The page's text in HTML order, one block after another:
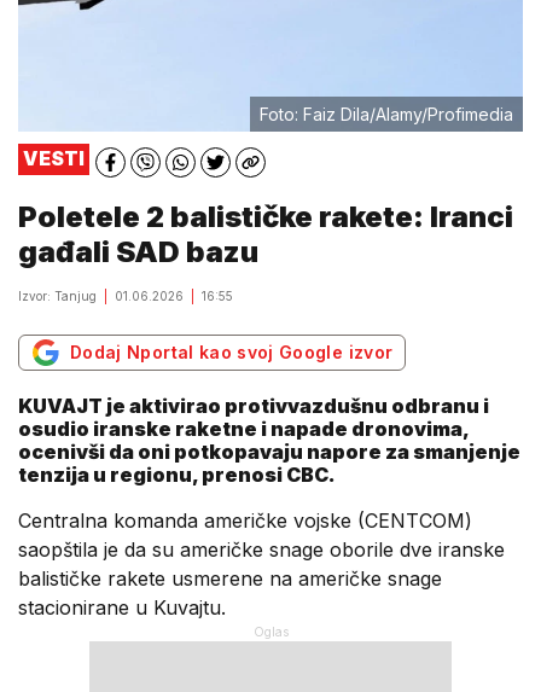
Foto: Faiz Dila/Alamy/Profimedia
VESTI
Poletele 2 balističke rakete: Iranci
gađali SAD bazu
Izvor: Tanjug 01.06.2026 16:55
Dodaj Nportal kao svoj Google izvor
KUVAJT je aktivirao protivvazdušnu odbranu i
osudio iranske raketne i napade dronovima,
ocenivši da oni potkopavaju napore za smanjenje
tenzija u regionu, prenosi CBC.
Centralna komanda američke vojske (CENTCOM)
saopštila je da su američke snage oborile dve iranske
balističke rakete usmerene na američke snage
stacionirane u Kuvajtu.